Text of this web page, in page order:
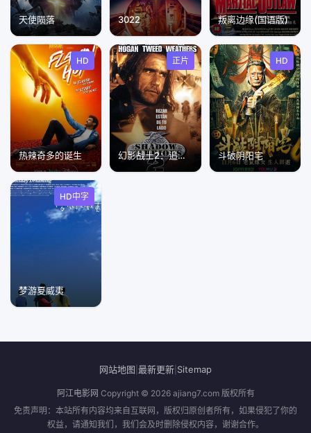
天使陨落 3022 叛离边缘(国语版)
HD
热辣奇多的诞生
正片
幻影战士2：追击末日山(国语版)
HD
斗破阴阳宅
HD中字
梦游夏威夷
网站地图 最新更新 Sitemap
阿江电影网 Copyright © 2026 ajiang7.com 版权所有
免责声明：本站所有内容均来自互联网，版权归原创者所有，如果侵犯了你的
权益，请通知我们，我们会及时删除侵权内容，谢谢合作。